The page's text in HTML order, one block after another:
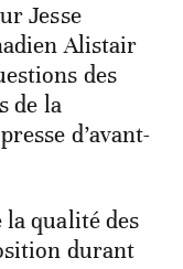
Jesse
Alistair
des
de la
d’avant-
la qualité des
durant